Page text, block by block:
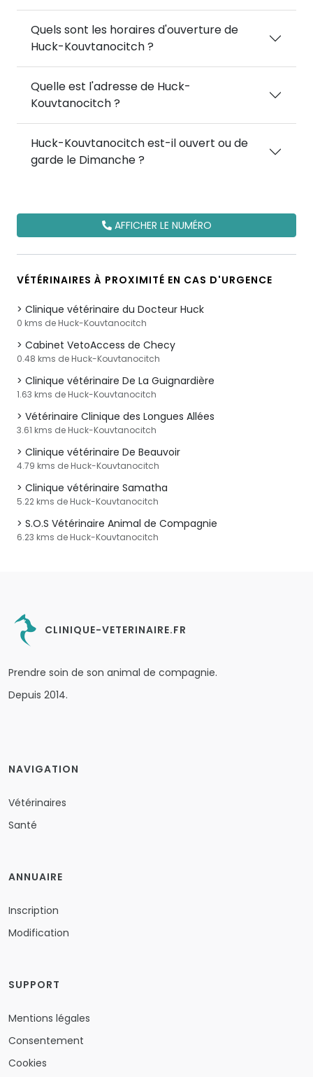
Quels sont les horaires d'ouverture de
Huck-Kouvtanocitch ?
Quelle est l'adresse de Huck-
Kouvtanocitch ?
Huck-Kouvtanocitch est-il ouvert ou de
garde le Dimanche ?
AFFICHER LE NUMÉRO
VÉTÉRINAIRES À PROXIMITÉ EN CAS D'URGENCE
Clinique vétérinaire du Docteur Huck
0 kms de Huck-Kouvtanocitch
Cabinet VetoAccess de Checy
0.48 kms de Huck-Kouvtanocitch
Clinique vétérinaire De La Guignardière
1.63 kms de Huck-Kouvtanocitch
Vétérinaire Clinique des Longues Allées
3.61 kms de Huck-Kouvtanocitch
Clinique vétérinaire De Beauvoir
4.79 kms de Huck-Kouvtanocitch
Clinique vétérinaire Samatha
5.22 kms de Huck-Kouvtanocitch
S.O.S Vétérinaire Animal de Compagnie
6.23 kms de Huck-Kouvtanocitch
CLINIQUE-VETERINAIRE.FR
Prendre soin de son animal de compagnie.
Depuis 2014.
NAVIGATION
Vétérinaires
Santé
ANNUAIRE
Inscription
Modification
SUPPORT
Mentions légales
Consentement
Cookies